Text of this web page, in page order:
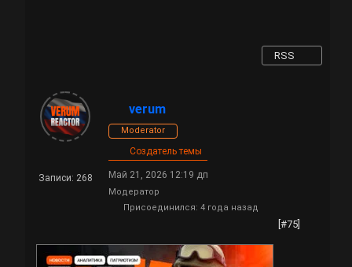
RSS
Записи: 268
verum
Moderator
Создатель темы
Май 21, 2026 12:19 дп
Модератор
Присоединился: 4 года назад
[#75]